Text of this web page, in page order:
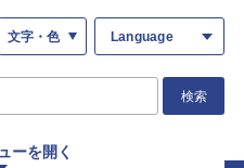
文字・色 Language
検索
ーを開く